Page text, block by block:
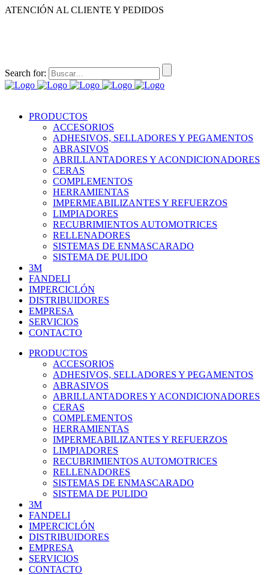
ATENCIÓN AL CLIENTE Y PEDIDOS
Search for:
PRODUCTOS
ACCESORIOS
ADHESIVOS, SELLADORES Y PEGAMENTOS
ABRASIVOS
ABRILLANTADORES Y ACONDICIONADORES
CERAS
COMPLEMENTOS
HERRAMIENTAS
IMPERMEABILIZANTES Y REFUERZOS
LIMPIADORES
RECUBRIMIENTOS AUTOMOTRICES
RELLENADORES
SISTEMAS DE ENMASCARADO
SISTEMA DE PULIDO
3M
FANDELI
IMPERCICLÓN
DISTRIBUIDORES
EMPRESA
SERVICIOS
CONTACTO
PRODUCTOS
ACCESORIOS
ADHESIVOS, SELLADORES Y PEGAMENTOS
ABRASIVOS
ABRILLANTADORES Y ACONDICIONADORES
CERAS
COMPLEMENTOS
HERRAMIENTAS
IMPERMEABILIZANTES Y REFUERZOS
LIMPIADORES
RECUBRIMIENTOS AUTOMOTRICES
RELLENADORES
SISTEMAS DE ENMASCARADO
SISTEMA DE PULIDO
3M
FANDELI
IMPERCICLÓN
DISTRIBUIDORES
EMPRESA
SERVICIOS
CONTACTO